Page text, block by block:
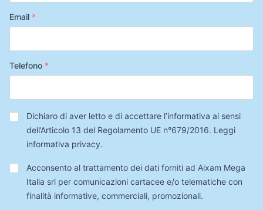
Email *
Telefono *
Privacy*
Dichiaro di aver letto e di accettare l’informativa ai sensi
dell’Articolo 13 del Regolamento UE n°679/2016. Leggi
informativa privacy.
Trattamento
Dati
Acconsento al trattamento dei dati forniti ad Aixam Mega
Italia srl per comunicazioni cartacee e/o telematiche con
finalità informative, commerciali, promozionali.